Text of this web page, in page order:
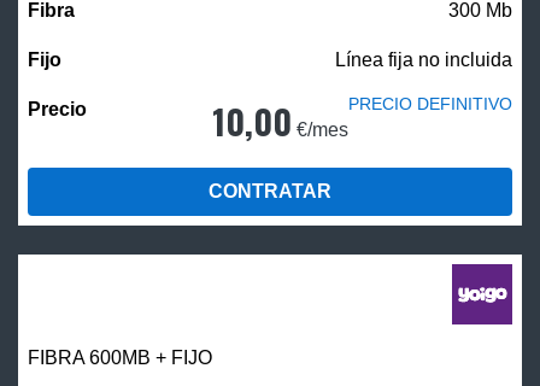
300 Mb
Línea fija no incluida
10,00 €/mes
PRECIO DEFINITIVO
CONTRATAR
FIBRA 600MB + FIJO